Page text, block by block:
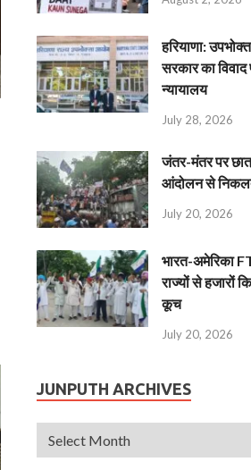
हरियाणा:
सरकार का विवाद
न्यायालय
July 28, 2026
जंतर-मंतर पर
आंदोलन से
July 20, 2026
भारत-अमेरिका
राज्यों से हजारों
कूच
July 20, 2026
JUNPUTH ARCHIVES